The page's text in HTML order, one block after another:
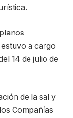
a cargo
14 de julio de
de la sal y
Compañías